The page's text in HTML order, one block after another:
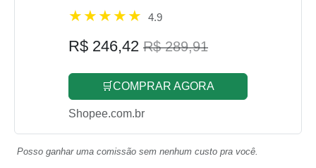
4.9
R$ 246,42 R$ 289,91
🛒COMPRAR AGORA
Shopee.com.br
Posso ganhar uma comissão sem nenhum custo pra você.